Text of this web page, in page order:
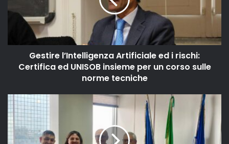
Gestire l’Intelligenza Artificiale ed i rischi:
Certifica ed UNISOB insieme per un corso sulle
norme tecniche